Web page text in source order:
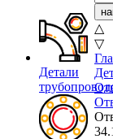
Детали
△
▽